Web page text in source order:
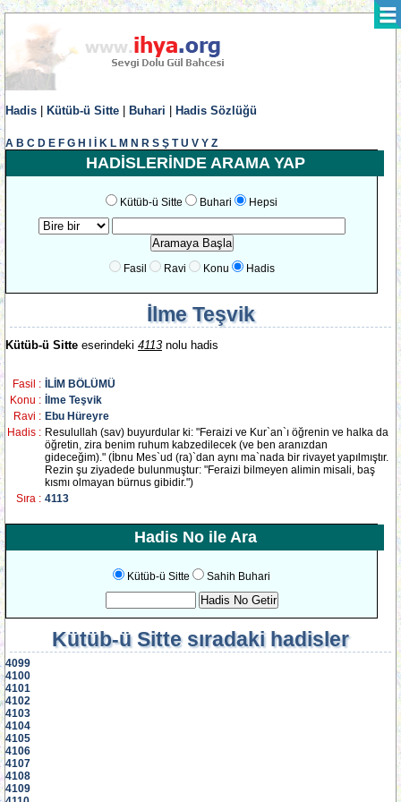
Hadis Kütüb-ü Sitte Buhari Hadis Sözlüğü
A B C D E F G H K L M N R S Ş T U V Y Z
HADİSLERİNDE ARAMA YAP
Kütüb-ü Sitte Buhari Hepsi
Fasil Ravi Konu Hadis
İlme Teşvik
Kütüb-ü Sitte eserindeki 4113 nolu hadis
Fasil :
İLİM BÖLÜMÜ
Konu :
İlme Teşvik
Ravi : Ebu Hüreyre
Hadis : Resulullah (sav) buyurdular ki: "Feraizi ve Kur`an`ı öğrenin ve halka da
öğretin, zira benim ruhum kabzedilecek (ve ben aranızdan
gideceğim)." (İbnu Mes`ud (ra)`dan aynı ma`nada bir rivayet yapılmıştır.
Rezin şu ziyadede bulunmuştur: "Feraizi bilmeyen alimin misali, baş
kısmı olmayan bürnus gibidir.")
Sıra : 4113
Hadis No ile Ara
Kütüb-ü Sitte Sahih Buhari
Kütüb-ü Sittesıradaki hadisler
4099
4100
4101
4102
4103
4104
4105
4106
4107
4108
4109